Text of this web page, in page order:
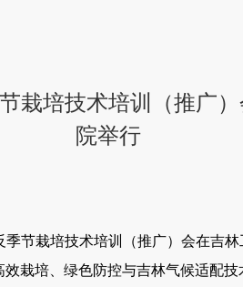
栽培技术培训（推广
院举行
栽培技术培训（推广）会在吉
栽培、绿色防控与吉林气候适配